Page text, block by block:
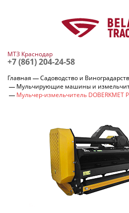
МТЗ Краснодар
+7 (861) 204-24-58
Главная
Садоводство и
Мульчирующие машины и
Мульчер-измельчитель DOBERKMET